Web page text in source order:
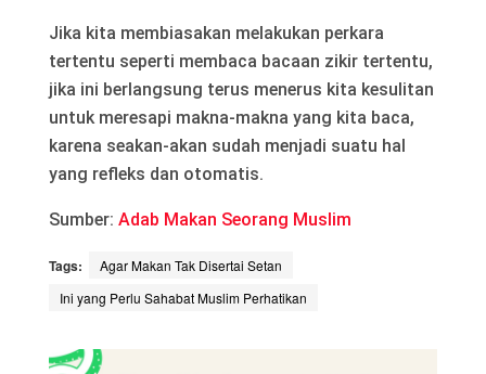
Jika kita membiasakan melakukan perkara
tertentu seperti membaca bacaan zikir tertentu,
jika ini berlangsung terus menerus kita kesulitan
untuk meresapi makna-makna yang kita baca,
karena seakan-akan sudah menjadi suatu hal
yang refleks dan otomatis.
Sumber: Adab Makan Seorang Muslim
Tags:
Agar Makan Tak Disertai Setan
Ini yang Perlu Sahabat Muslim Perhatikan